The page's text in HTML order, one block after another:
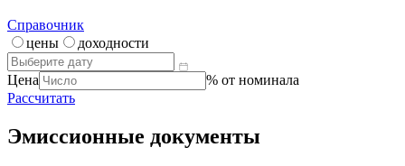
Справочник
цены
доходности
Цена
% от номинала
Рассчитать
Эмиссионные документы